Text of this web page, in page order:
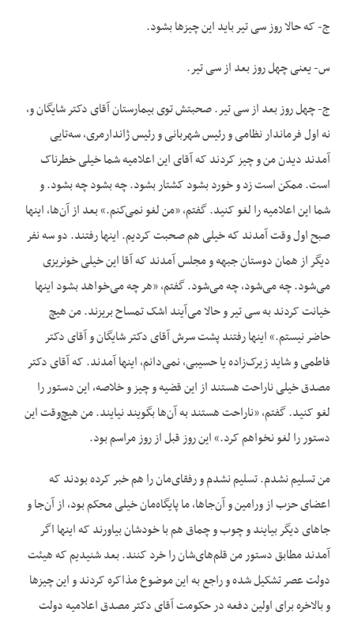
ج- که حالا روز سی تیر باید این چیزها بشود.
س- یعنی چهل روز بعد از سی تیر.
ج- چهل روز بعد از سی تیر. صحبتش توی بیمارستان آقای دکتر شایگان و،
نه اول فرماندار نظامی و رئیس شهربانی و رئیس ژاندارمری، سه‌تایی
آمدند دیدن من و چیز کردند که آقای این اعلامیه شما خیلی خطرناک
است. ممکن است زد و خورد بشود کشتار بشود. چه بشود چه بشود. و
شما این اعلامیه را لغو کنید. گفتم، «من لغو نمی‌کنم.» بعد از آن‌ها، اینها
صبح اول وقت آمدند که خیلی هم صحبت کردیم. اینها رفتند. دو سه نفر
دیگر از همان دوستان جبهه و مجلس آمدند که آقا این خیلی خونریزی
می‌شود. چه می‌شود، چه می‌شود. گفتم، «هر چه می‌خواهد بشود اینها
خیانت کردند به سی تیر و حالا می‌آیند اشک تمساح بریزند. من هیچ
حاضر نیستم.» اینها رفتند پشت سرش آقای دکتر شایگان و آقای دکتر
فاطمی و شاید زیرک‌زاده یا حسیبی، نمی‌دانم، اینها آمدند. که آقای دکتر
مصدق خیلی ناراحت هستند از این قضیه و چیز و خلاصه، این دستور را
لغو کنید. گفتم، «ناراحت هستند به آن‌ها بگویند نیایند. من هیچ‌وقت این
دستور را لغو نخواهم کرد.» این روز قبل از روز مراسم بود.
من تسلیم نشدم. تسلیم نشدم و رفقای‌مان را هم خبر کرده بودند که
اعضای حزب از ورامین و آن‌جاها، ما پایگاه‌مان خیلی محکم بود، از آن‌جا و
جاهای دیگر بیایند و چوب و چماق هم با خودشان بیاورند که اینها اگر
آمدند مطابق دستور من قلم‌های‌شان را خرد کنند. بعد شنیدیم که هیئت
دولت عصر تشکیل شده و راجع به این موضوع مذاکره کردند و این چیزها
و بالاخره برای اولین دفعه در حکومت آقای دکتر مصدق اعلامیه دولت